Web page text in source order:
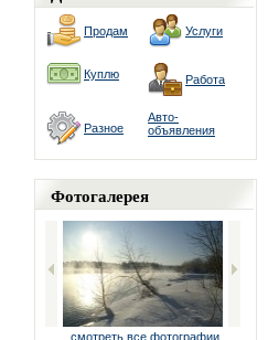
Продам Услуги
Куплю Работа
Разное
Авто-
объявления
Фотогалерея
смотреть все фотографии